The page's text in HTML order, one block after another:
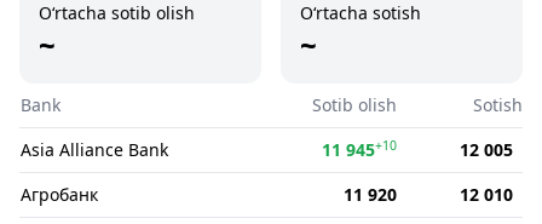
O‘rtacha sotib olish
~
O‘rtacha sotish
~
Bank Sotib olish
Sotish
Asia Alliance Bank
11 945+10
12 005
Агробанк
11 920
12 010